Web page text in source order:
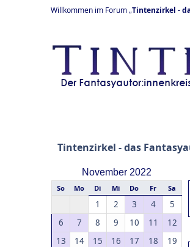
Willkommen im Forum „Tintenzirkel -
Tintenzirkel - das
November 2022
So Mo Di Mi Do Fr Sa
1 2 3 4
5
6
7 8 9 10 11
12
13
14 15 16 17 18
19